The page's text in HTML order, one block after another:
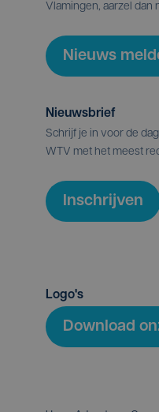
Vlamingen, aarzel dan
Nieuws
Nieuwsbrief
Schrijf je in voor de
WTV met het meest
Inschrijven
Logo's
Download